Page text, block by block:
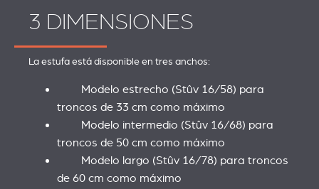
3 DIMENSIONES
La estufa está disponible en tres anchos:
Modelo estrecho (Stûv 16/58) para
troncos de 33 cm como máximo
Modelo intermedio (Stûv 16/68) para
troncos de 50 cm como máximo
Modelo largo (Stûv 16/78) para troncos
de 60 cm como máximo